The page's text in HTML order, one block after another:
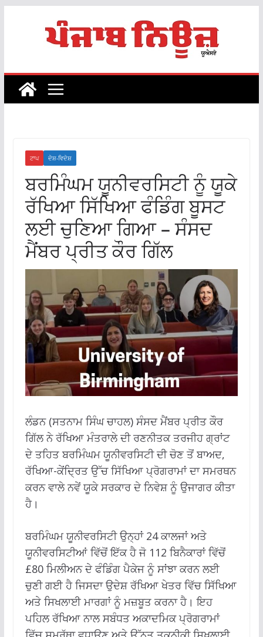
ਟਾਪ ਦੇਸ਼-ਵਿਦੇਸ਼
ਬਰਮਿੰਘਮ ਯੂਨੀਵਰਸਿਟੀ ਨੂੰ ਯੂਕੇ
ਰੱਖਿਆ ਸਿੱਖਿਆ ਫੰਡਿੰਗ ਬੂਸਟ
ਲਈ ਚੁਣਿਆ ਗਿਆ – ਸੰਸਦ
ਮੈਂਬਰ ਪ੍ਰੀਤ ਕੌਰ ਗਿੱਲ
ਲੰਡਨ (ਸਤਨਾਮ ਸਿੰਘ ਚਾਹਲ) ਸੰਸਦ ਮੈਂਬਰ ਪ੍ਰੀਤ ਕੌਰ
ਗਿੱਲ ਨੇ ਰੱਖਿਆ ਮੰਤਰਾਲੇ ਦੀ ਰਣਨੀਤਕ ਤਰਜੀਹ ਗ੍ਰਾਂਟ
ਦੇ ਤਹਿਤ ਬਰਮਿੰਘਮ ਯੂਨੀਵਰਸਿਟੀ ਦੀ ਚੋਣ ਤੋਂ ਬਾਅਦ,
ਰੱਖਿਆ-ਕੇਂਦ੍ਰਿਤ ਉੱਚ ਸਿੱਖਿਆ ਪ੍ਰੋਗਰਾਮਾਂ ਦਾ ਸਮਰਥਨ
ਕਰਨ ਵਾਲੇ ਨਵੇਂ ਯੂਕੇ ਸਰਕਾਰ ਦੇ ਨਿਵੇਸ਼ ਨੂੰ ਉਜਾਗਰ ਕੀਤਾ
ਹੈ।
ਬਰਮਿੰਘਮ ਯੂਨੀਵਰਸਿਟੀ ਉਨ੍ਹਾਂ 24 ਕਾਲਜਾਂ ਅਤੇ
ਯੂਨੀਵਰਸਿਟੀਆਂ ਵਿੱਚੋਂ ਇੱਕ ਹੈ ਜੋ 112 ਬਿਨੈਕਾਰਾਂ ਵਿੱਚੋਂ
£80 ਮਿਲੀਅਨ ਦੇ ਫੰਡਿੰਗ ਪੈਕੇਜ ਨੂੰ ਸਾਂਝਾ ਕਰਨ ਲਈ
ਚੁਣੀ ਗਈ ਹੈ ਜਿਸਦਾ ਉਦੇਸ਼ ਰੱਖਿਆ ਖੇਤਰ ਵਿੱਚ ਸਿੱਖਿਆ
ਅਤੇ ਸਿਖਲਾਈ ਮਾਰਗਾਂ ਨੂੰ ਮਜ਼ਬੂਤ ​​ਕਰਨਾ ਹੈ। ਇਹ
ਪਹਿਲ ਰੱਖਿਆ ਨਾਲ ਸਬੰਧਤ ਅਕਾਦਮਿਕ ਪ੍ਰੋਗਰਾਮਾਂ